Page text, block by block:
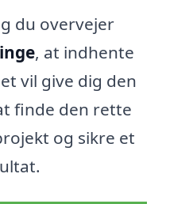
du overvejer
, at indhente
vil give dig den
finde den rette
og sikre et